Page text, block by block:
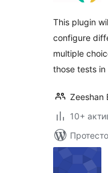
This plugin
configure
multiple
those tests
Zeeshan
10+